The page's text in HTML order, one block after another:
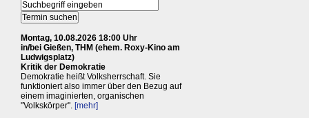
Montag, 10.08.2026 18:00 Uhr
in/bei Gießen, THM (ehem. Roxy-Kino am
Ludwigsplatz)
Kritik der Demokratie
Demokratie heißt Volksherrschaft. Sie
funktioniert also immer über den Bezug auf
einem imaginierten, organischen
"Volkskörper". [mehr]